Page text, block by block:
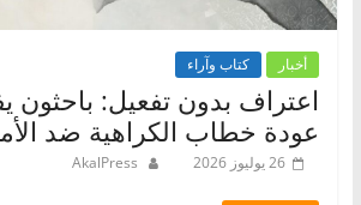
أخبار كتاب وآراء
اعتراف بدون تفعيل: باحثون
عودة خطاب الكراهية ضد
26 يوليوز 2026 AkalPress